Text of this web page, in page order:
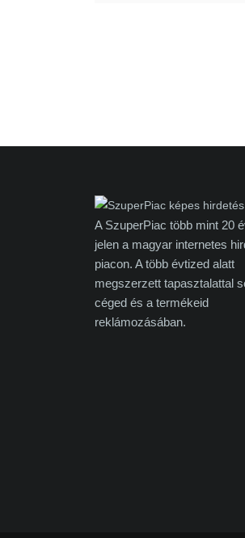
A SzuperPiac több mint 20
jelen a magyar internetes
piacon. A több évtized alatt
megszerzett tapasztalattal
céged és a termékeid
reklámozásában.